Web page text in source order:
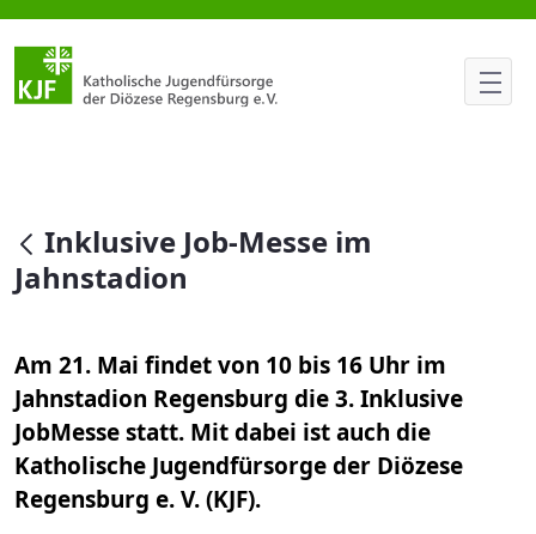
Inklusive Job-Messe im
null
Inklusive Job-Messe im
Jahnstadion
Am 21. Mai findet von 10 bis 16 Uhr im
Jahnstadion Regensburg die 3. Inklusive
JobMesse statt. Mit dabei ist auch die
Katholische Jugendfürsorge der Diözese
Regensburg e. V. (KJF).